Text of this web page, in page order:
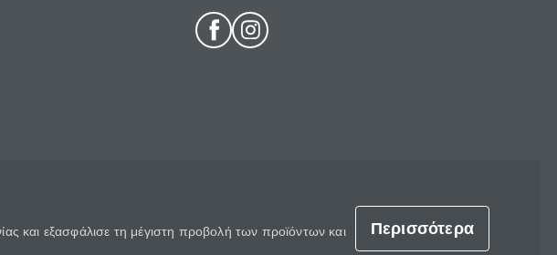
και εξασφάλισε τη μέγιστη προβολή των προϊόντων και
Περισσότερα